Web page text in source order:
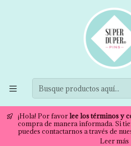
¡Hola! Por favorlee los términos y
compra de manera informada. Si
puedes contactarnos a través de
Leer más